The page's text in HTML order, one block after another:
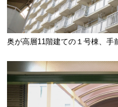
奥が高層11階建ての１号棟、手